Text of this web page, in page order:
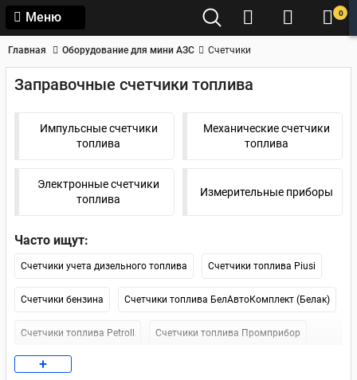
Меню 0
Главная Оборудование для мини АЗС Счетчики
Заправочные счетчики топлива
Импульсные счетчики
топлива
Механические счетчики
топлива
Электронные счетчики
топлива
Измерительные приборы
Часто ищут:
Счетчики учета дизельного топлива Счетчики топлива Piusi
Счетчики бензина Счетчики топлива БелАвтоКомплект (Белак)
Счетчики топлива Petroll Счетчики топлива Промприбор
Счетчики топлива Gespasa
+